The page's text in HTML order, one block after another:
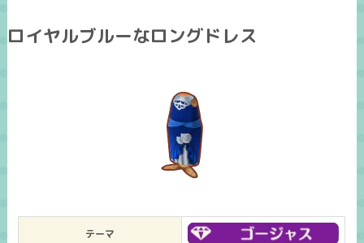
ロイヤルブルーなロングドレス
テーマ